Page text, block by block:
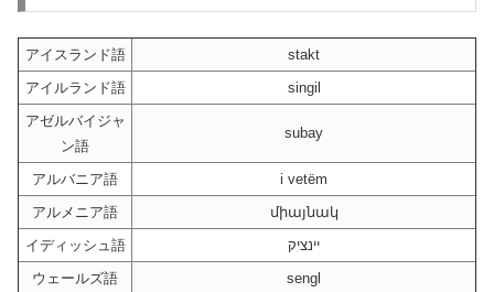
アイスランド語
stakt
アイルランド語
singil
アゼルバイジャ
ン語
subay
アルバニア語
i vetëm
アルメニア語
միայնակ
イディッシュ語
יינציק
ウェールズ語
sengl